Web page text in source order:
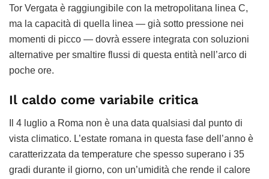
Tor Vergata è raggiungibile con la metropolitana linea C,
ma la capacità di quella linea — già sotto pressione nei
momenti di picco — dovrà essere integrata con soluzioni
alternative per smaltire flussi di questa entità nell’arco di
poche ore.
Il caldo come variabile critica
Il 4 luglio a Roma non è una data qualsiasi dal punto di
vista climatico. L’estate romana in questa fase dell’anno è
caratterizzata da temperature che spesso superano i 35
gradi durante il giorno, con un’umidità che rende il calore